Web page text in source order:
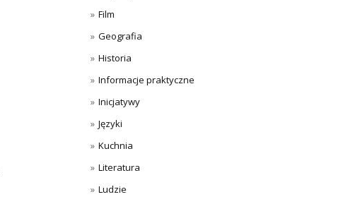
Film
Geografia
Historia
Informacje praktyczne
Inicjatywy
Języki
Kuchnia
Literatura
Ludzie